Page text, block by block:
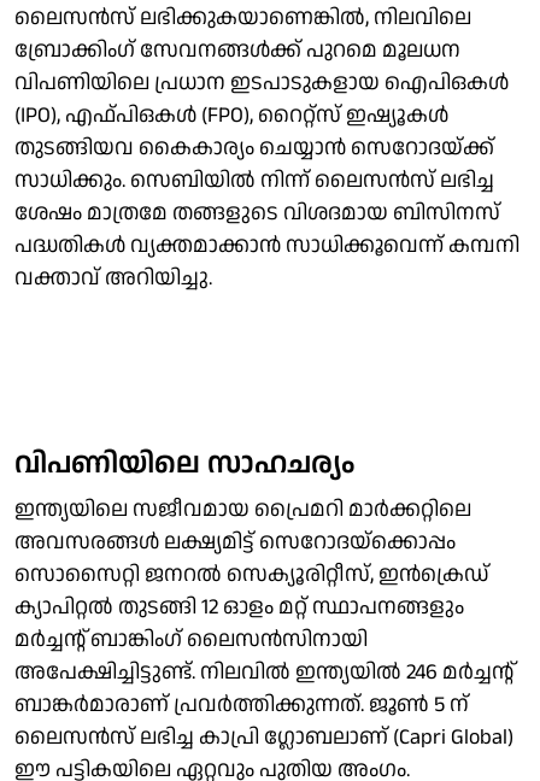
ലൈസൻസ് ലഭിക്കുകയാണെങ്കിൽ, നിലവിലെ
ബ്രോക്കിംഗ് സേവനങ്ങൾക്ക് പുറമെ മൂലധന
വിപണിയിലെ പ്രധാന ഇടപാടുകളായ ഐപിഒകൾ
(IPO), എഫ്പിഒകൾ (FPO), റൈറ്റ്സ് ഇഷ്യൂകൾ
തുടങ്ങിയവ കൈകാര്യം ചെയ്യാൻ സെറോദയ്ക്ക്
സാധിക്കും. സെബിയിൽ നിന്ന് ലൈസൻസ് ലഭിച്ച
ശേഷം മാത്രമേ തങ്ങളുടെ വിശദമായ ബിസിനസ്
പദ്ധതികൾ വ്യക്തമാക്കാൻ സാധിക്കൂവെന്ന് കമ്പനി
വക്താവ് അറിയിച്ചു.
വിപണിയിലെ സാഹചര്യം
ഇന്ത്യയിലെ സജീവമായ പ്രൈമറി മാർക്കറ്റിലെ
അവസരങ്ങൾ ലക്ഷ്യമിട്ട് സെറോദയ്‌ക്കൊപ്പം
സൊസൈറ്റി ജനറൽ സെക്യൂരിറ്റീസ്, ഇൻക്രെഡ്
ക്യാപിറ്റൽ തുടങ്ങി 12 ഓളം മറ്റ് സ്ഥാപനങ്ങളും
മർച്ചന്റ് ബാങ്കിംഗ് ലൈസൻസിനായി
അപേക്ഷിച്ചിട്ടുണ്ട്. നിലവിൽ ഇന്ത്യയിൽ 246 മർച്ചന്റ്
ബാങ്കർമാരാണ് പ്രവർത്തിക്കുന്നത്. ജൂൺ 5 ന്
ലൈസൻസ് ലഭിച്ച കാപ്രി ഗ്ലോബലാണ് (Capri Global)
ഈ പട്ടികയിലെ ഏറ്റവും പുതിയ അംഗം.